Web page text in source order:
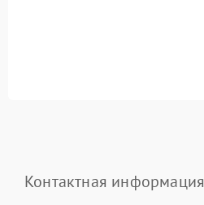
Контактная информация